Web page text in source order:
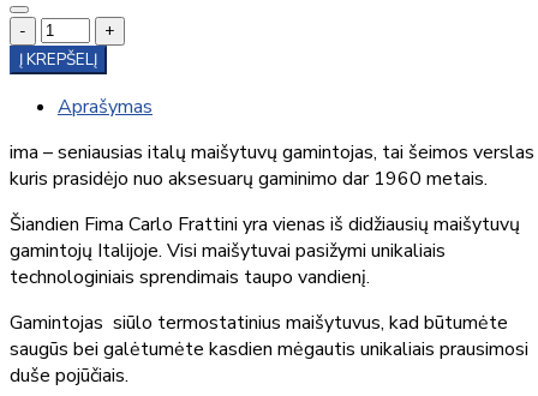
-
+
Į KREPŠELĮ
Aprašymas
ima – seniausias italų maišytuvų gamintojas, tai šeimos verslas
kuris prasidėjo nuo aksesuarų gaminimo dar 1960 metais.
Šiandien Fima Carlo Frattini yra vienas iš didžiausių maišytuvų
gamintojų Italijoje. Visi maišytuvai pasižymi unikaliais
technologiniais sprendimais taupo vandienį.
Gamintojas siūlo termostatinius maišytuvus, kad būtumėte
saugūs bei galėtumėte kasdien mėgautis unikaliais prausimosi
duše pojūčiais.